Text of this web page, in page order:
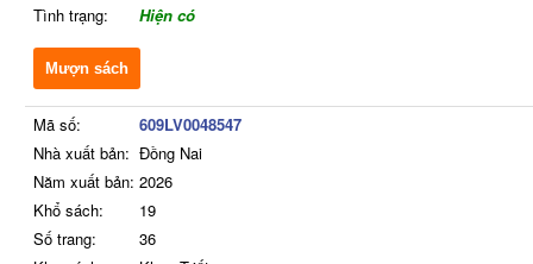
Tình trạng:
Hiện có
Mượn sách
Mã số:
609LV0048547
Nhà xuất bản: Đồng Nai
Năm xuất bản: 2026
Khổ sách:
19
Số trang:
36